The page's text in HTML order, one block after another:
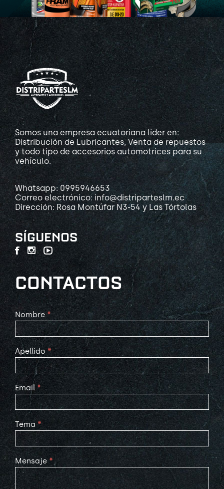
Somos una empresa ecuatoriana líder en:
Distribución de Lubricantes, Venta de repuestos
y todo tipo de accesorios automotrices para su
vehículo.
Whatsapp: 0995946653
Correo electrónico: info@distriparteslm.ec
Dirección: Rosa Montúfar N3-54 y Las Tórtolas
SÍGUENOS
CONTACTOS
Contact
Us
Nombre *
Apellido *
Email *
Tema *
Mensaje *